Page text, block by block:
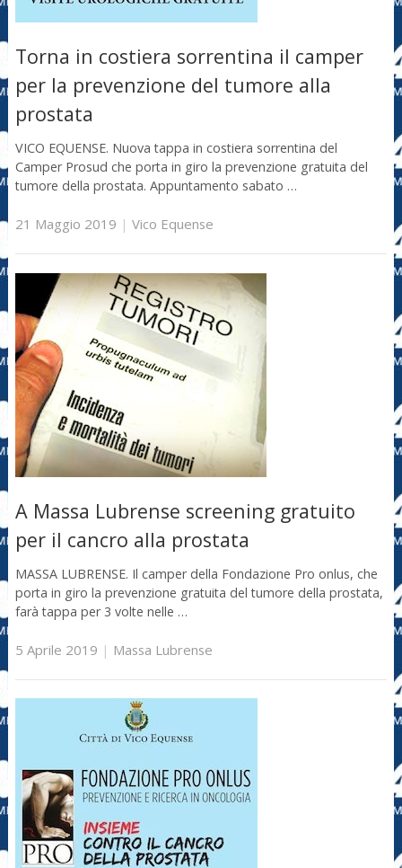
Torna in costiera sorrentina il camper
per la prevenzione del tumore alla
prostata
VICO EQUENSE. Nuova tappa in costiera sorrentina del
Camper Prosud che porta in giro la prevenzione gratuita del
tumore della prostata. Appuntamento sabato …
21 Maggio 2019 | Vico Equense
A Massa Lubrense screening gratuito
per il cancro alla prostata
MASSA LUBRENSE. Il camper della Fondazione Pro onlus, che
porta in giro la prevenzione gratuita del tumore della prostata,
farà tappa per 3 volte nelle …
5 Aprile 2019 | Massa Lubrense